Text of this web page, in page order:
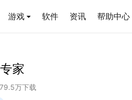
游戏 软件 资讯 帮助中心
家
79.5万下载